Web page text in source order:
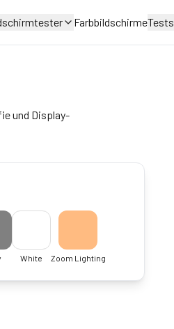
FarbbildschirmeTests
und Display-
White Zoom Lighting